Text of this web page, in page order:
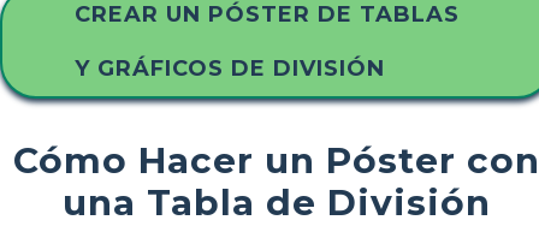
CREAR UN PÓSTER DE TABLAS
Y GRÁFICOS DE DIVISIÓN
Cómo Hacer un Póster con
una Tabla de División